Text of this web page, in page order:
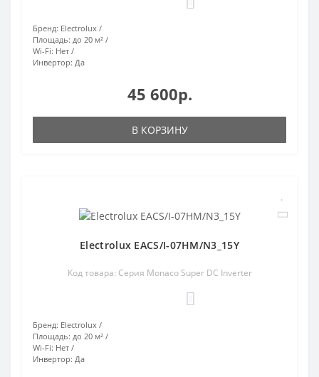
Бренд: Electrolux
Площадь: до 20 м²
Wi-Fi: Нет
Инвертор: Да
45 600р.
В КОРЗИНУ
Electrolux EACS/I-07HM/N3_15Y
Код товара: Серия Monaco Super DC Inverter
Бренд: Electrolux
Площадь: до 20 м²
Wi-Fi: Нет
Инвертор: Да